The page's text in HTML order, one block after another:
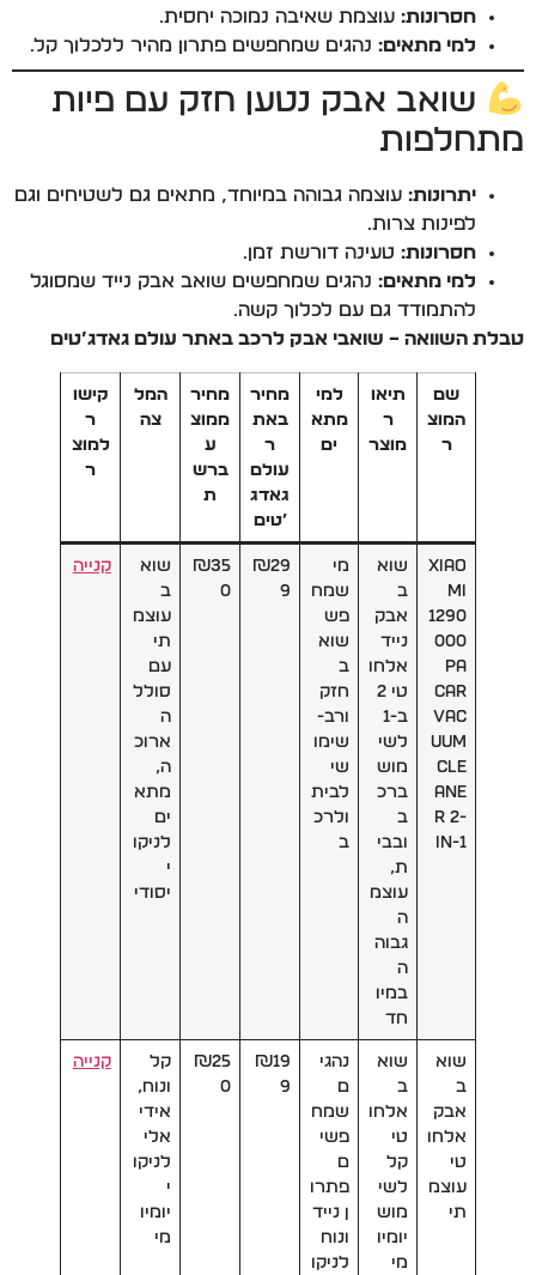
חסרונות: עוצמת שאיבה נמוכה יחסית.
למי מתאים: נהגים שמחפשים פתרון מהיר ללכלוך קל.
שואב אבק נטען חזק עם פיות
מתחלפות
יתרונות: עוצמה גבוהה במיוחד, מתאים גם לשטיחים וגם
לפינות צרות.
חסרונות: טעינה דורשת זמן.
למי מתאים: נהגים שמחפשים שואב אבק נייד שמסוגל
להתמודד גם עם לכלוך קשה.
טבלת השוואה – שואבי אבק לרכב באתר עולם גאדג’טים
שם
המוצ
ר
תיאו
ר
מוצר
למי
מתא
ים
מחיר
באת
ר
עולם
גאדג
’טים
מחיר
ממוצ
ע
ברש
ת
המל
צה
קישו
ר
למוצ
ר
Xiao
mi
1290
000
PA
Car
Vac
uum
Cle
ane
r 2-
in-1
שוא
ב
אבק
נייד
אלחו
טי 2
ב-1
לשי
מוש
ברכ
ב
ובבי
ת,
עוצמ
ה
גבוה
ה
במיו
חד
מי
שמח
פש
שוא
ב
חזק
ורב-
שימו
שי
לבית
ולרכ
ב
₪29
9
₪35
0
שוא
ב
עוצמ
תי
עם
סולל
ה
ארוכ
ה,
מתא
ים
לניקו
י
יסודי
קנייה
שוא
ב
אבק
אלחו
טי
עוצמ
תי
שוא
ב
אלחו
טי
קל
לשי
מוש
יומיו
מי
נהגי
ם
שמח
פשי
ם
פתרו
ן נייד
ונוח
לניקו
₪19
9
₪25
0
קל
ונוח,
אידי
אלי
לניקו
י
יומיו
מי
קנייה